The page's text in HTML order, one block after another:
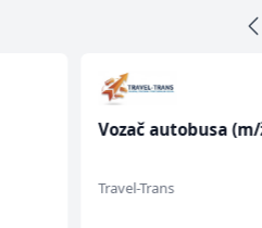
Vozač autobusa
Travel-Trans